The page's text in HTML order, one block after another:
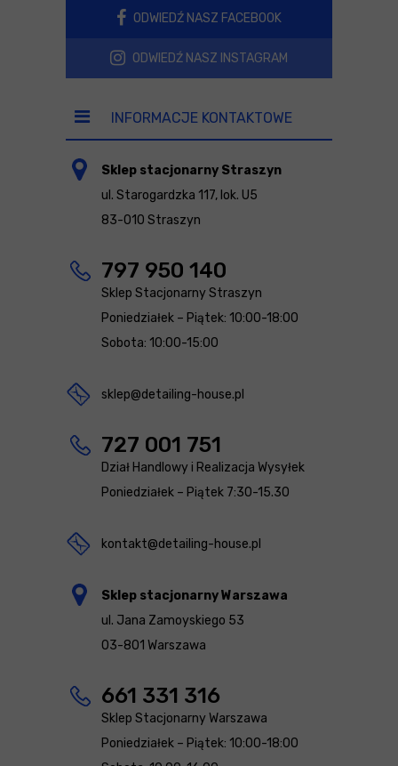
ODWIEDŹ NASZ FACEBOOK
ODWIEDŹ NASZ INSTAGRAM
INFORMACJE KONTAKTOWE
Sklep stacjonarny Straszyn
ul. Starogardzka 117, lok. U5
83-010 Straszyn
797 950 140
Sklep Stacjonarny Straszyn
Poniedziałek – Piątek: 10:00-18:00
Sobota: 10:00-15:00
sklep@detailing-house.pl
727 001 751
Dział Handlowy i Realizacja Wysyłek
Poniedziałek – Piątek 7:30-15.30
kontakt@detailing-house.pl
Sklep stacjonarny Warszawa
ul. Jana Zamoyskiego 53
03-801 Warszawa
661 331 316
Sklep Stacjonarny Warszawa
Poniedziałek – Piątek: 10:00-18:00